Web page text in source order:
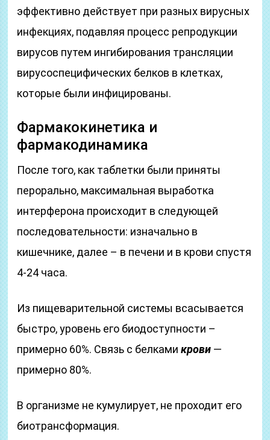
эффективно действует при разных вирусных
инфекциях, подавляя процесс репродукции
вирусов путем ингибирования трансляции
вирусоспецифических белков в клетках,
которые были инфицированы.
Фармакокинетика и
фармакодинамика
После того, как таблетки были приняты
перорально, максимальная выработка
интерферона происходит в следующей
последовательности: изначально в
кишечнике, далее – в печени и в крови спустя
4-24 часа.
Из пищеварительной системы всасывается
быстро, уровень его биодоступности –
примерно 60%. Связь с белкамикрови —
примерно 80%.
В организме не кумулирует, не проходит его
биотрансформация.